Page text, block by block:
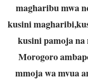
magharibu mwa
kusini
kusini pamoja na
Morogoro
mmoja wa mvua